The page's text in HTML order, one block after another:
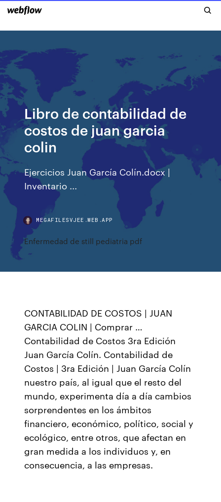
Libro de contabilidad de
costos de juan garcia
colin
Ejercicios Juan García Colín.docx |
Inventario ...
MEGAFILESVJEE.WEB.APP
Enfermedad de still pediatria pdf
CONTABILIDAD DE COSTOS | JUAN
GARCIA COLIN | Comprar …
Contabilidad de Costos 3ra Edición
Juan García Colín. Contabilidad de
Costos | 3ra Edición | Juan García Colín
nuestro país, al igual que el resto del
mundo, experimenta día a día cambios
sorprendentes en los ámbitos
financiero, económico, político, social y
ecológico, entre otros, que afectan en
gran medida a los individuos y, en
consecuencia, a las empresas.